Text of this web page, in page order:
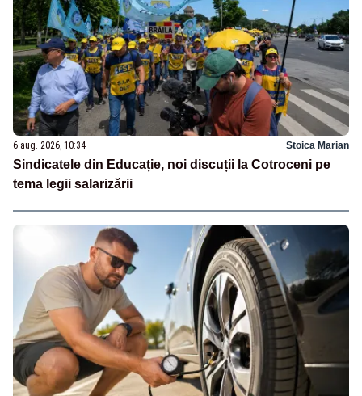
6 aug. 2026, 10:34 Stoica Marian
Sindicatele din Educație, noi discuții la Cotroceni pe
tema legii salarizării